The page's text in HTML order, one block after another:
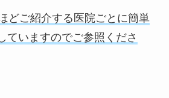
どご紹介する医院ごとに簡単
ていますのでご参照くださ